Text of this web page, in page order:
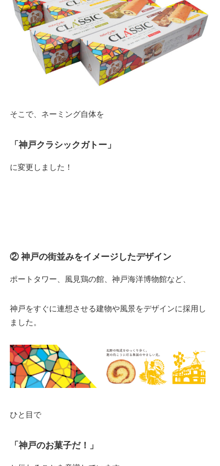
そこで、ネーミング自体を
「神戸クラシックガトー」
に変更しました！
② 神戸の街並みをイメージしたデザイン
ポートタワー、風見鶏の館、神戸海洋博物館など、
神戸をすぐに連想させる建物や風景をデザインに採用し
ました。
ひと目で
「神戸のお菓子だ！」